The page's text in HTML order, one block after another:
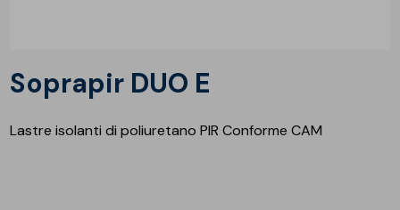
Soprapir DUO E
Lastre isolanti di poliuretano PIR Conforme CAM